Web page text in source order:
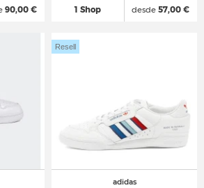
90,00 € 1 Shop desde 57,00 €
adidas
Resell